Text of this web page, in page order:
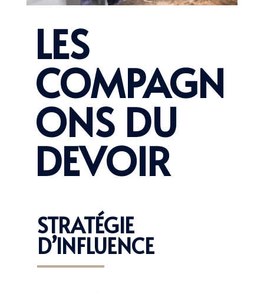
LES
COMPAGN
ONS DU
DEVOIR
STRATÉGIE
D’INFLUENCE